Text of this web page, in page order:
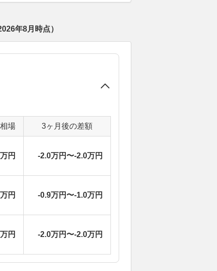
年8月 時点）
場 3ヶ月後の差額
円 -2.0万円〜-2.0万円
円 -0.9万円〜-1.0万円
円 -2.0万円〜-2.0万円